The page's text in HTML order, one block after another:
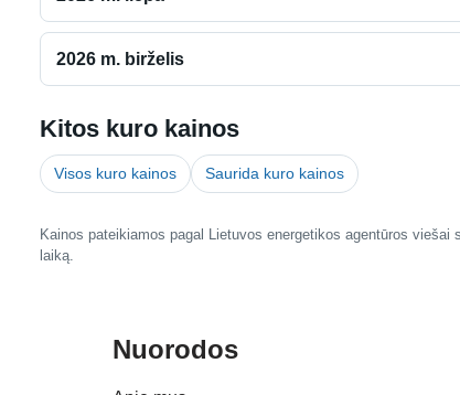
2026 m. birželis
Kitos kuro kainos
Visos kuro kainos Saurida kuro kainos
Kainos pateikiamos pagal Lietuvos energetikos agentūros
laiką.
Nuorodos